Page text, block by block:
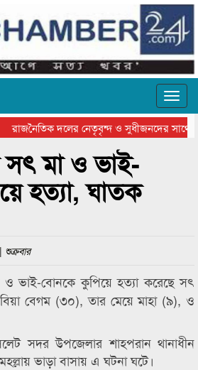
রাজনৈতিক দলের নেতৃবৃন্দ ও সুধীজনদের সাথে
সিলেটে বাংলাদেশ গ্রুপ থিয়েটার
সৎ মা ও ভাই-
হত্যা, ঘাতক
ও ভাই-বোনকে কুপিয়ে হত্যা করেছে সৎ
বেগম (৩০), তার মেয়ে মাহা (৯), ও
সদর উপজেলার শাহপরান থানাধীন
ভাড়া বাসায় এ ঘটনা ঘটে।